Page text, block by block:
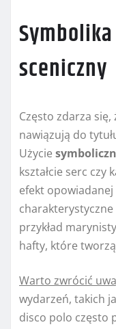
sceniczny
Często zdarza
nawiązują do
Użycie
kształcie serc czy
efekt
charakterystyczne
przykład
hafty, które
Warto zwrócić
wydarzeń, takich
disco polo często